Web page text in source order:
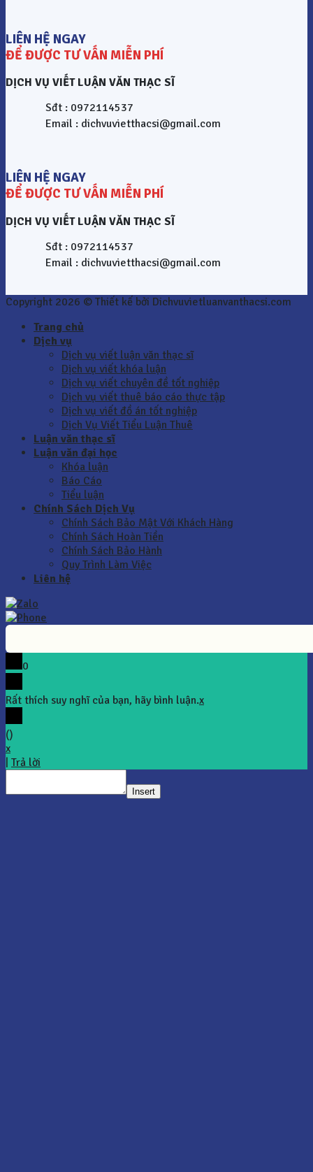
LIÊN HỆ NGAY
ĐỂ ĐƯỢC TƯ VẤN MIỄN PHÍ
DỊCH VỤ VIẾT LUẬN VĂN THẠC SĨ
Sđt : 0972114537
Email : dichvuvietthacsi@gmail.com
LIÊN HỆ NGAY
ĐỂ ĐƯỢC TƯ VẤN MIỄN PHÍ
DỊCH VỤ VIẾT LUẬN VĂN THẠC SĨ
Sđt : 0972114537
Email : dichvuvietthacsi@gmail.com
Copyright 2026 © Thiết kế bởi Dichvuvietluanvanthacsi.com
Trang chủ
Dịch vụ
Dịch vụ viết luận văn thạc sĩ
Dịch vụ viết khóa luận
Dịch vụ viết chuyên đề tốt nghiệp
Dịch vụ viết thuê báo cáo thực tập
Dịch vụ viết đồ án tốt nghiệp
Dịch Vụ Viết Tiểu Luận Thuê
Luận văn thạc sĩ
Luận văn đại học
Khóa luận
Báo Cáo
Tiểu luận
Chính Sách Dịch Vụ
Chính Sách Bảo Mật Với Khách Hàng
Chính Sách Hoàn Tiền
Chính Sách Bảo Hành
Quy Trình Làm Việc
Liên hệ
0
Rất thích suy nghĩ của bạn, hãy bình luận.x
()
x
| Trả lời
Insert